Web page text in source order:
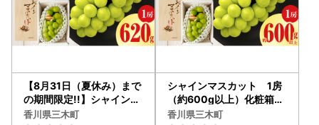
【8月31日（夏休み）まで
の期間限定!!】シャインマ
スカット 1房（約620g
香川県三木町
シャインマスカット 1房
（約600g以上）化粧箱入
り | シャインマスカット マ
香川県三木町